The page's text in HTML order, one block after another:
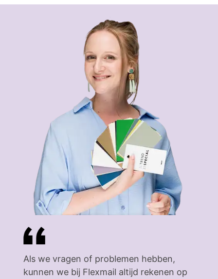
Als we vragen of problemen hebben,
kunnen we bij Flexmail altijd rekenen op